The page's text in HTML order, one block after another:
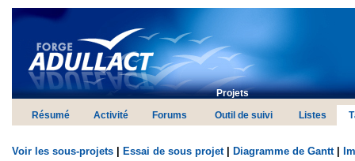
Projets
Résumé Activité Forums Outil de suivi Listes
Voir les sous-projets | Essai de sous projet| Diagramme de Gantt|